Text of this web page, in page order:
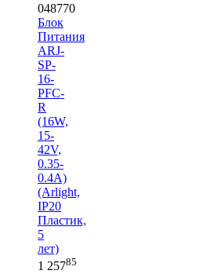
048770
Блок
Питания
ARJ-
SP-
16-
PFC-
R
(16W,
15-
42V,
0.35-
0.4A)
(Arlight,
IP20
Пластик,
5
лет)
1 25785